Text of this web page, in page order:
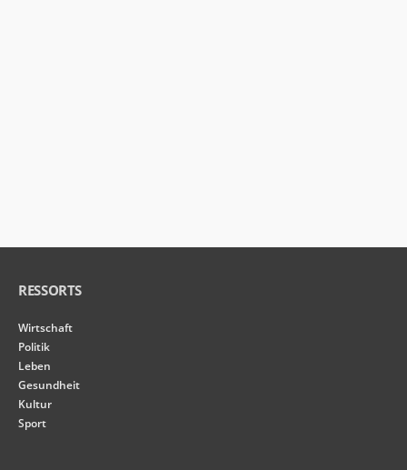
RESSORTS
Wirtschaft
Politik
Leben
Gesundheit
Kultur
Sport